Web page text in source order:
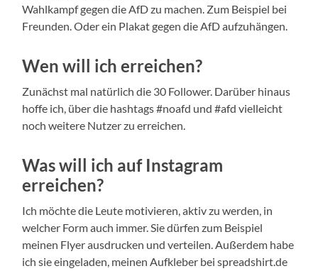
Wahlkampf gegen die AfD zu machen. Zum Beispiel bei
Freunden. Oder ein Plakat gegen die AfD aufzuhängen.
Wen will ich erreichen?
Zunächst mal natürlich die 30 Follower. Darüber hinaus
hoffe ich, über die hashtags #noafd und #afd vielleicht
noch weitere Nutzer zu erreichen.
Was will ich auf Instagram
erreichen?
Ich möchte die Leute motivieren, aktiv zu werden, in
welcher Form auch immer. Sie dürfen zum Beispiel
meinen Flyer ausdrucken und verteilen. Außerdem habe
ich sie eingeladen, meinen Aufkleber bei spreadshirt.de